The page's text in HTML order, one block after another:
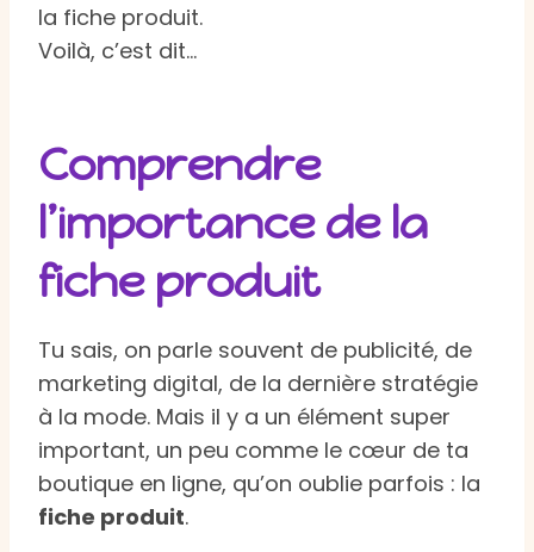
la fiche produit.
Voilà, c’est dit…
Comprendre
l’importance de la
fiche produit
Tu sais, on parle souvent de publicité, de
marketing digital, de la dernière stratégie
à la mode. Mais il y a un élément super
important, un peu comme le cœur de ta
boutique en ligne, qu’on oublie parfois : la
fiche produit.